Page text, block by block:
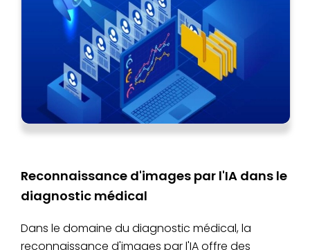
Reconnaissance d'images par l'IA dans le
diagnostic médical
Dans le domaine du diagnostic médical, la
reconnaissance d'images par l'IA offre des